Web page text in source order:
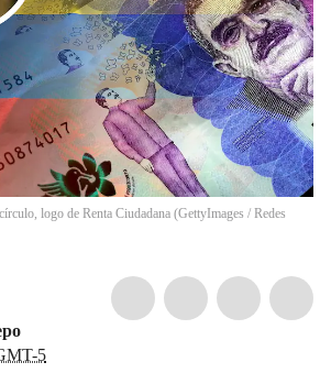
logo de Renta Ciudadana (GettyImages / Redes
5